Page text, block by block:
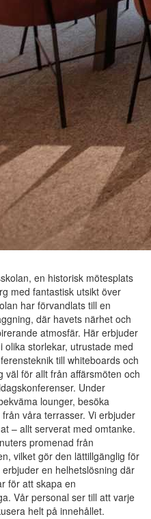
en historisk mötesplats
med fantastisk utsikt över
har förvandlats till en
där havets närhet och
atmosfär. Här erbjuder
storlekar, utrustade med
till whiteboards och
väl för allt från affärsmöten och
Under
lounger, besöka
våra terrasser. Vi erbjuder
– allt serverat med omtanke.
promenad från
vilket gör den lättillgänglig för
en helhetslösning där
för att skapa en
Vår personal ser till att varje
helt på innehållet.